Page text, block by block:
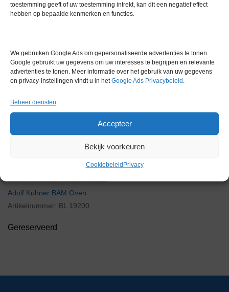
toestemming geeft of uw toestemming intrekt, kan dit een negatief effect
hebben op bepaalde kenmerken en functies.
We gebruiken Google Ads om gepersonaliseerde advertenties te tonen.
Google gebruikt uw gegevens om uw interesses te begrijpen en relevante
advertenties te tonen. Meer informatie over het gebruik van uw gegevens
en privacy-instellingen vindt u in hetGoogle Ads Privacybeleid .
Beheer diensten
Accepteer
Bekijk voorkeuren
Cookiebeleid Privacy
Gerelateerde producten
Gereserveerd
Adolf Kuhner BAM Oven
Artikelnummer: BL 19200
Gereserveerd